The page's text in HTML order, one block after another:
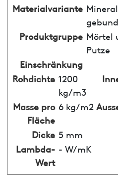
Materialvariante
Produktgruppe Mörtel
Putze
Einschränkung
Rohdichte 1200
kg/m3
Masse pro
Fläche
6 kg/m2
Dicke 5 mm
Lambda-
Wert
- W/mK